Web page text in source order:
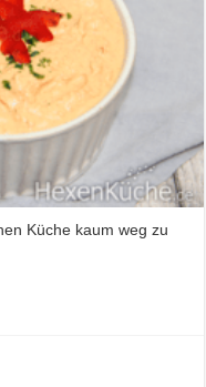
Küche kaum weg zu